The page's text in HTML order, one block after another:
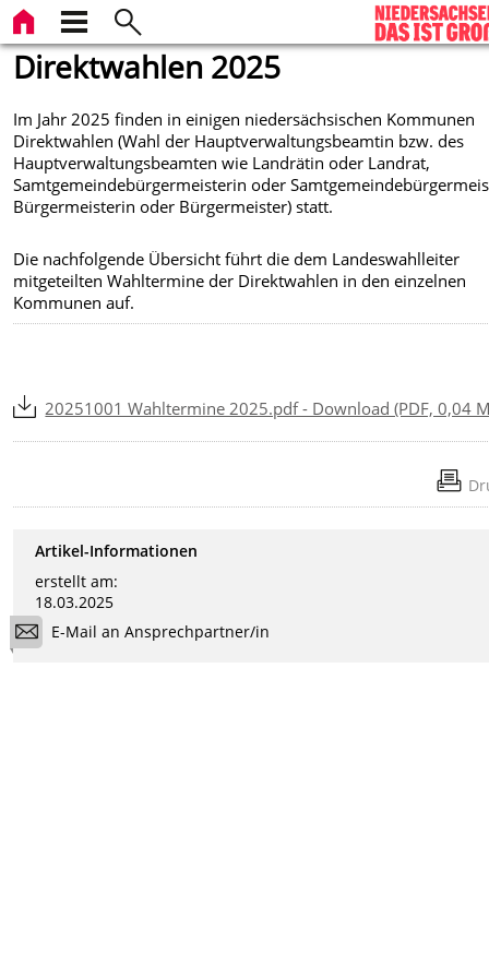
Direktwahlen 2025
Im Jahr 2025 finden in einigen niedersächsischen Kommunen
Direktwahlen (Wahl der Hauptverwaltungsbeamtin bzw. des
Hauptverwaltungsbeamten wie Landrätin oder Landrat,
Samtgemeindebürgermeisterin oder
Bürgermeisterin oder Bürgermeister) statt.
Die nachfolgende Übersicht führt die dem Landeswahlleiter
mitgeteilten Wahltermine der Direktwahlen in den einzelnen
Kommunen auf.
20251001 Wahltermine 2025.pdf - Download (PDF, 0,04
Artikel-Informationen
erstellt am:
18.03.2025
E-Mail an Ansprechpartner/in